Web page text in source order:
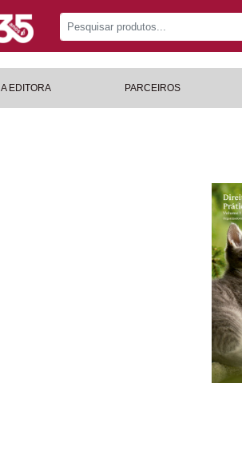
A EDITORA PARCEIROS